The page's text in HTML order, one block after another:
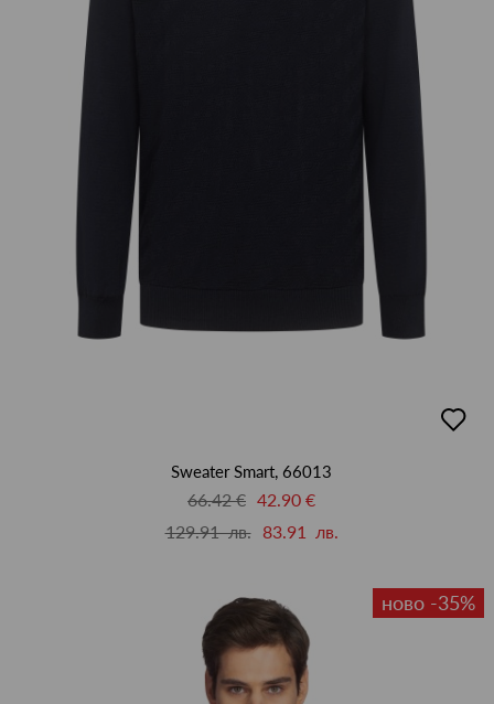
в
Sweater Smart, 66013
66.42 € 42.90 €
129.91 лв.
83.91 лв.
ново -35%